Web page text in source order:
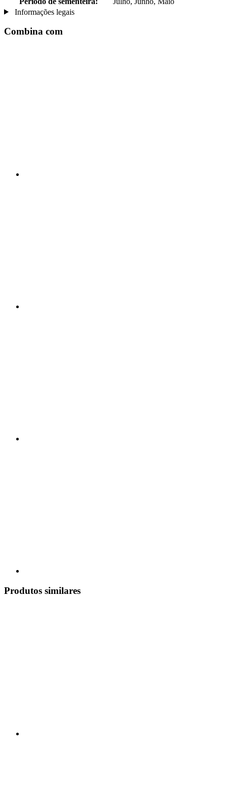
Informações legais
Combina com
Produtos similares